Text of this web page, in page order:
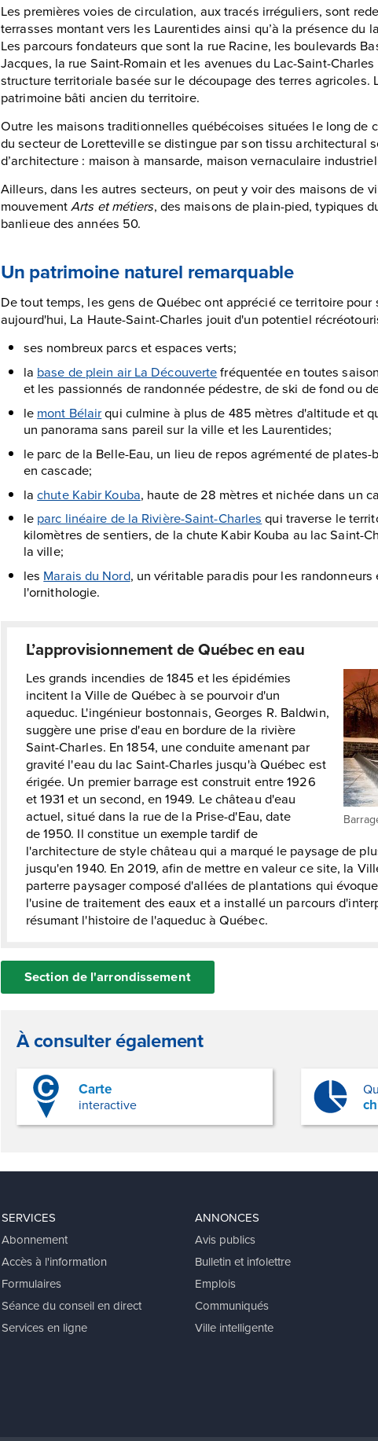
Les premières voies de circulation, aux tracés irréguliers, sont
terrasses montant vers les Laurentides ainsi qu’à la présence du
Les parcours fondateurs que sont la rue Racine, les boulevards
Jacques, la rue Saint-Romain et les avenues du Lac-Saint-
structure territoriale basée sur le découpage des terres agricoles.
patrimoine bâti ancien du territoire.
Outre les maisons traditionnelles québécoises situées le long de
du secteur de Loretteville se distingue par son tissu architectural
d’architecture : maison à mansarde, maison vernaculaire
Ailleurs, dans les autres secteurs, on peut y voir des maisons de
mouvementArts et métiers, des maisons de plain-pied, typiques
banlieue des années 50.
Un patrimoine naturel remarquable
De tout temps, les gens de Québec ont apprécié ce territoire pour
aujourd'hui, La Haute-Saint-Charles jouit d'un potentiel
ses nombreux parcs et espaces verts;
la base de plein air La Découvertefréquentée en toutes
et les passionnés de randonnée pédestre, de ski de fond ou
le mont Bélairqui culmine à plus de 485 mètres d'altitude et
un panorama sans pareil sur la ville et les Laurentides;
le parc de la Belle-Eau, un lieu de repos agrémenté de
en cascade;
lachute Kabir Kouba, haute de 28 mètres et nichée dans un
le parc linéaire de la Rivière-Saint-Charles qui traverse le
kilomètres de sentiers, de la chute Kabir Kouba au lac Saint-
la ville;
les Marais du Nord, un véritable paradis pour les
l'ornithologie.
L’approvisionnement de Québec en eau
Les grands incendies de 1845 et les épidémies
incitent la Ville de Québec à se pourvoir d'un
aqueduc. L'ingénieur bostonnais, Georges R. Baldwin,
suggère une prise d'eau en bordure de la rivière
Saint-Charles. En 1854, une conduite amenant par
gravité l'eau du lac Saint-Charles jusqu'à Québec est
érigée. Un premier barrage est construit entre 1926
et 1931 et un second, en 1949. Le château d'eau
actuel, situé dans la rue de la Prise-d'Eau, date
de 1950. Il constitue un exemple tardif de
l'architecture de style château qui a marqué le paysage de
jusqu'en 1940. En 2019, afin de mettre en valeur ce site, la
parterre paysager composé d'allées de plantations qui
l'usine de traitement des eaux et a installé un parcours
résumant l'histoire de l'aqueduc à Québec.
Section de l'arrondissement
À consulter également
Carte
interactive
SERVICES
Abonnement
Accès à l'information
Formulaires
Séance du conseil en direct
Services en ligne
ANNONCES
Avis publics
Bulletin et infolettre
Emplois
Communiqués
Ville intelligente